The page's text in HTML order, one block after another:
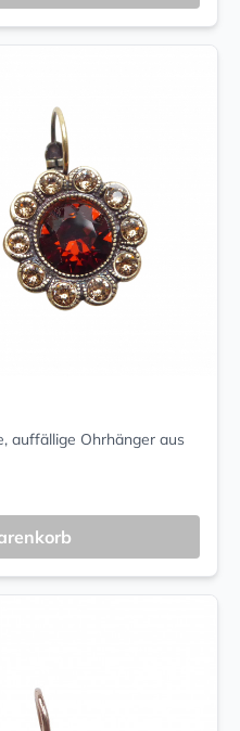
auffällige Ohrhänger aus